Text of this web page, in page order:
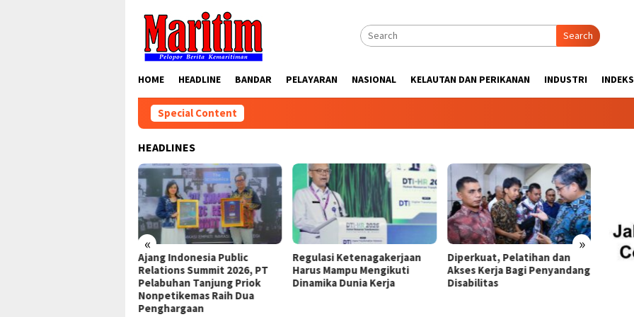
content
Search
HOME HEADLINE BANDAR PELAYARAN NASIONAL KELAUTAN DAN PERIKANAN INDUSTRI INDEKS
Special Content
HEADLINES
« »
Regulasi Ketenagakerjaan
Harus Mampu Mengikuti
Dinamika Dunia Kerja
Diperkuat, Pelatihan dan
Akses Kerja Bagi Penyandang
Disabilitas
33,5% Lulusan Perguruan
Tinggi Bekerja Tidak Sesuai
Ilmunya
IPC